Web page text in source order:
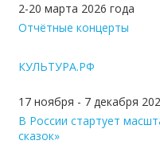
2-20 марта 2026 года
Отчётные концерты
КУЛЬТУРА.РФ
17 ноября - 7 декабря
В России стартует
сказок»